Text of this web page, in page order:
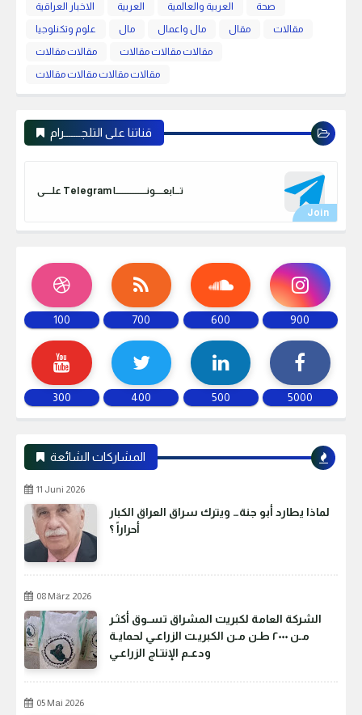
الاخبار العراقية
العربية العربية والعالمية
صحة
علوم وتكنلوجيا
مال مال واعمال مقال
مقالات
مقالات مقالات
مقالات مقالات مقالات
مقالات مقالات مقالات مقالات
قناتنا على التلجـــــــرام
علـــــى Telegram تـــابعـــــونـــــــــــــــــــا
100 700 600 900
300 400 500 5000
المشاركات الشائعة
11 Juni 2026
لماذا يطارد أبو جنة… ويترك سراق العراق الكبار
أحراراً ؟
08 März 2026
الشركة العامة لكبريت المشراق تسـوق أكثـر
مـن ٢٠٠٠ طـن مـن الكبريـت الزراعـي لحمايـة
ودعـم الإنتـاج الزراعـي
05 Mai 2026